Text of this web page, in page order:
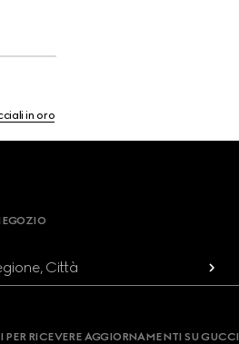
in oro
Città
PER RICEVERE AGGIORNAMENTI SU GUCCI